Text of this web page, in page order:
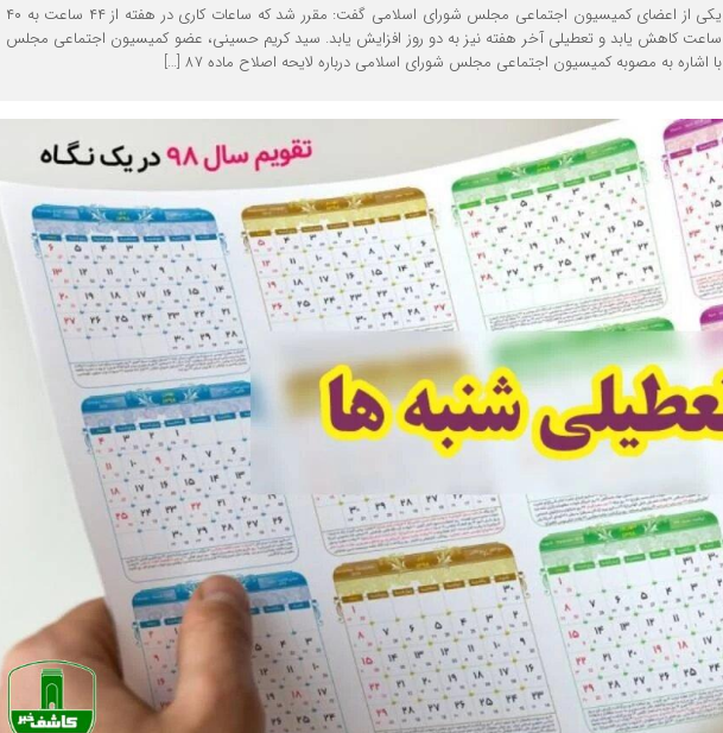
یکی از اعضای کمیسیون اجتماعی مجلس شورای اسلامی گفت: مقرر شد که ساعات کاری در هفته از ۴۴ ساعت به ۴۰
ساعت کاهش یابد و تعطیلی آخر هفته نیز به دو روز افزایش یابد. سید کریم حسینی، عضو کمیسیون اجتماعی مجلس
با اشاره به مصوبه کمیسیون اجتماعی مجلس شورای اسلامی درباره لایحه اصلاح ماده ۸۷ […]